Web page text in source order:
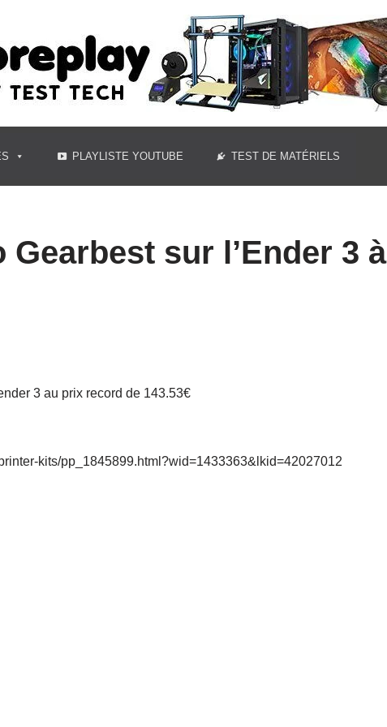
PLAYLISTE YOUTUBE TEST DE MATÉRIELS
sur l’Ender 3 à
3 au prix record de 143.53€
kits/pp_1845899.html?wid=1433363&lkid=42027012